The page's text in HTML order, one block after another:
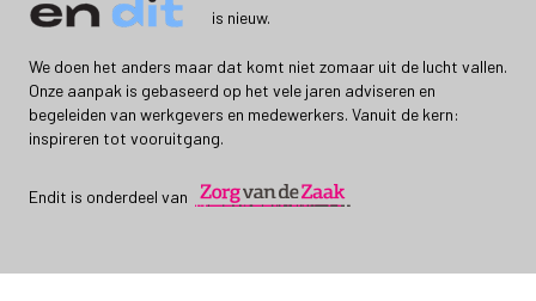
is nieuw.
We doen het anders maar dat komt niet zomaar uit de lucht vallen.
Onze aanpak is gebaseerd op het vele jaren adviseren en
begeleiden van werkgevers en medewerkers. Vanuit de kern:
inspireren tot vooruitgang.
Endit is onderdeel van